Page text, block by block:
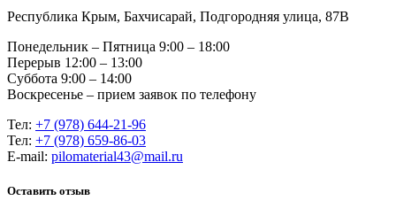
Республика Крым, Бахчисарай, Подгородняя улица, 87В
Понедельник – Пятница 9:00 – 18:00
Перерыв 12:00 – 13:00
Суббота 9:00 – 14:00
Воскресенье – прием заявок по телефону
Тел: +7 (978) 644-21-96
Тел: +7 (978) 659-86-03
Е-mail: pilomaterial43@mail.ru
Оставить отзыв